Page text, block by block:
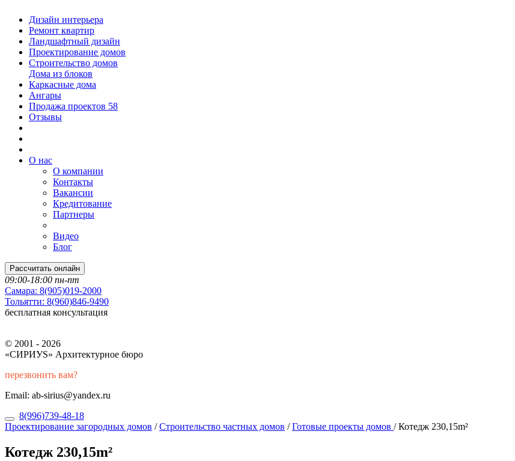
Дизайн интерьера
Ремонт квартир
Ландшафтный дизайн
Проектирование домов
Строительство домов
Дома из блоков
Каркасные дома
Ангары
Продажа проектов 58
Отзывы
О нас
О компании
Контакты
Вакансии
Кредитование
Партнеры
Видео
Блог
Рассчитать онлайн
09:00-18:00 пн-пт
Самара: 8(905)019-2000
Тольятти: 8(960)846-9490
бесплатная консультация
© 2001 - 2026
«СИРИУS» Архитектурное бюро
перезвонить вам?
Email: ab-sirius@yandex.ru
8(996)739-48-18
Проектирование загородных домов /Строительство частных домов /Готовые проекты домов /Котедж 230,15m²
Котедж 230,15m²